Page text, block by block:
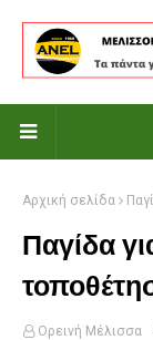
Αρχική σελίδα
Παγίδα
Ορεινή Μέλισσα